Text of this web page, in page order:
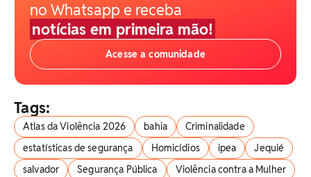
no Whatsapp e receba
notícias em primeira mão!
Acesse a comunidade
Tags:
Atlas da Violência 2026 bahia
Criminalidade
estatísticas de segurança
Homicídios ipea
Jequié
salvador
Segurança Pública Violência contra a Mulher